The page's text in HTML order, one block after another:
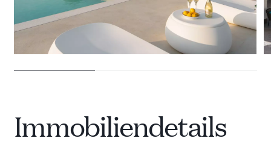
Immobiliendetails